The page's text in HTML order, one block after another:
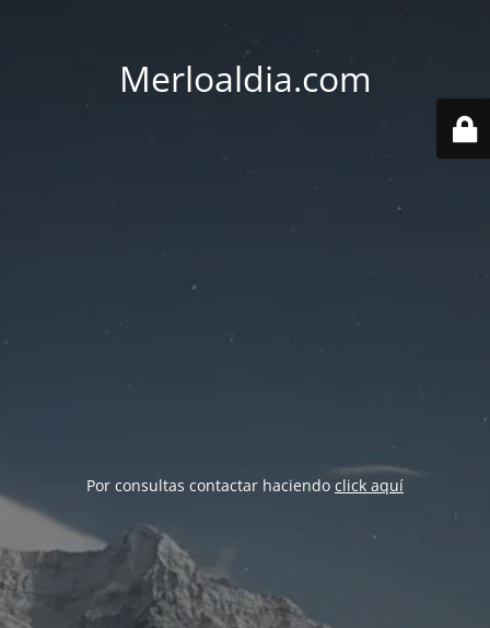
Merloaldia.com
Por consultas contactar haciendo click aquí